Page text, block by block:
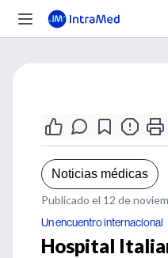
Noticias médicas
Publicado el 12 de
Un encuentro internacional
Hospital